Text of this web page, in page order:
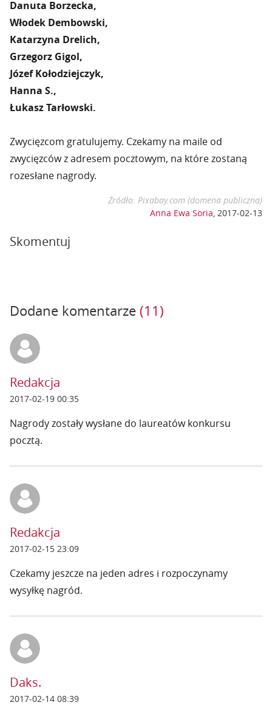
Danuta Borzecka,
Włodek Dembowski,
Katarzyna Drelich,
Grzegorz Gigol,
Józef Kołodziejczyk,
Hanna S.,
Łukasz Tarłowski.
Zwycięzcom gratulujemy. Czekamy na maile od
zwycięzców z adresem pocztowym, na które zostaną
rozesłane nagrody.
Źródło: Pixabay.com (domena publiczna)
Anna Ewa Soria, 2017-02-13
Skomentuj
Dodane komentarze (11)
Redakcja
2017-02-19 00:35
Nagrody zostały wysłane do laureatów konkursu
pocztą.
Redakcja
2017-02-15 23:09
Czekamy jeszcze na jeden adres i rozpoczynamy
wysyłkę nagród.
Daks.
2017-02-14 08:39